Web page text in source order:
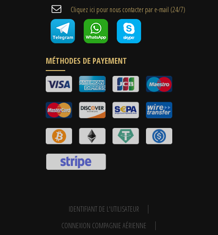
Cliquez ici pour nous contacter par e-mail (24/7)
MÉTHODES DE PAYEMENT
IDENTIFIANT DE L'UTILISATEUR
CONNEXION COMPAGNIE AÉRIENNE